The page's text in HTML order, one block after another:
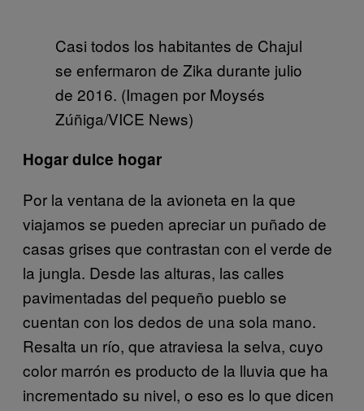
Casi todos los habitantes de Chajul
se enfermaron de Zika durante julio
de 2016. (Imagen por Moysés
Zúñiga/VICE News)
Hogar dulce hogar
Por la ventana de la avioneta en la que
viajamos se pueden apreciar un puñado de
casas grises que contrastan con el verde de
la jungla. Desde las alturas, las calles
pavimentadas del pequeño pueblo se
cuentan con los dedos de una sola mano.
Resalta un río, que atraviesa la selva, cuyo
color marrón es producto de la lluvia que ha
incrementado su nivel, o eso es lo que dicen